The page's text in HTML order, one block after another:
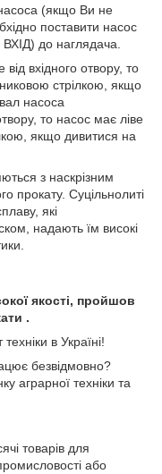
(якщо Ви не
поставити насос
до наглядача.
вхідного отвору, то
стрілкою, якщо
насоса
то насос має ліве
якщо дивитися на
з наскрізним
прокату. Суцільнолиті
які
надають їм високі
якості, пройшов
.
в Україні!
безвідмовно?
аграрної техніки та
товарів для
або